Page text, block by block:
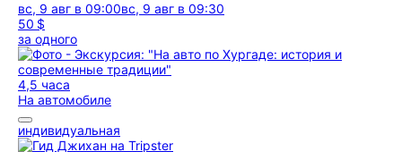
вс, 9 авг в 09:00вс, 9 авг в 09:30
50 $
за одного
4,5 часа
На автомобиле
индивидуальная